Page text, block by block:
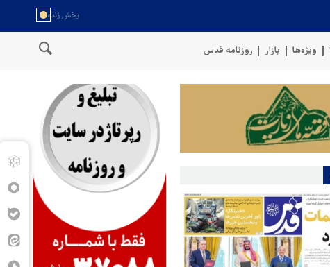
ویژه‌ها بازار روزنامه قدس
خط لوله گازی